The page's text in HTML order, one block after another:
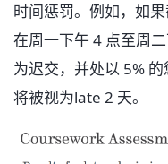
时间惩罚。例如，如
在周一下午 4 点至周
为迟交，并处以 5%
将被视为late 2 天。